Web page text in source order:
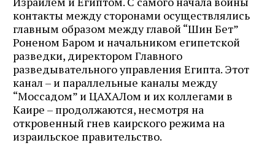
контакты между сторонами осуществлялись
главным образом между главой “Шин Бет”
Роненом Баром и начальником египетской
разведки, директором Главного
разведывательного управления Египта. Этот
канал – и параллельные каналы между
“Моссадом” и ЦАХАЛом и их коллегами в
Каире – продолжаются, несмотря на
откровенный гнев каирского режима на
израильское правительство.